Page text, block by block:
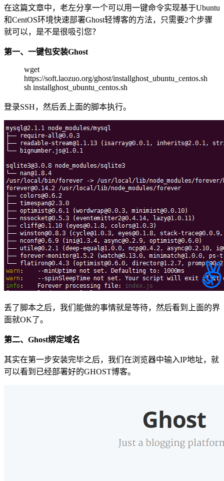
在这篇文章中，老左分享一个可以用一键命令实现基于Ubuntu
和CentOS环境快速部署Ghost轻博客的方法，只需要2个步骤
就可以，是不是很吸引您？
第一、一键包安装Ghost
wget
https://soft.laozuo.org/ghost/installghost_ubuntu_centos.sh
sh installghost_ubuntu_centos.sh
登录SSH，然后丢上面的脚本执行。
丢了脚本之后，我们能做的事情就是等待，然后看到上面的界
面就OK了。
第二、Ghost绑定域名
其实在第一步安装完毕之后，我们在浏览器中输入IP地址，就
可以看到已经部署好的GHOST博客。